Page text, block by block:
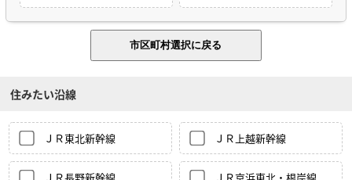
住みたい沿線
ＪＲ東北新幹線 ＪＲ上越新幹線